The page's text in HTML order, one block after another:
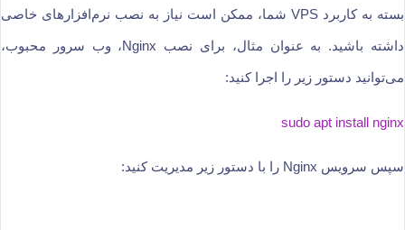
بسته به کاربرد VPS شما، ممکن است نیاز به نصب نرم‌افزارهای خاصی
داشته باشید. به عنوان مثال، برای نصب Nginx، وب سرور محبوب،
می‌توانید دستور زیر را اجرا کنید:
sudo apt install nginx
سپس سرویس Nginx را با دستور زیر مدیریت کنید: